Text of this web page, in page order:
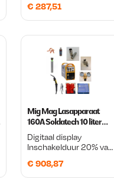
Argon Voor Tig
lasapparaat Te lassen
€ 287,51
Mig Mag Lasapparaat
160A Soldatech 10 liter
Pakket
Digitaal display
Inschakelduur 20% van
lasdraad = 0.6 / 0.8 / 1.0
€ 908,87